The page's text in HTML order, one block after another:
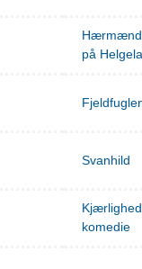
på
Svanhild
komedie